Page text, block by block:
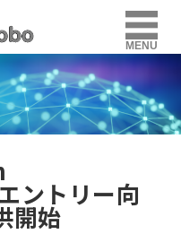
MENU
ントリー向
開始